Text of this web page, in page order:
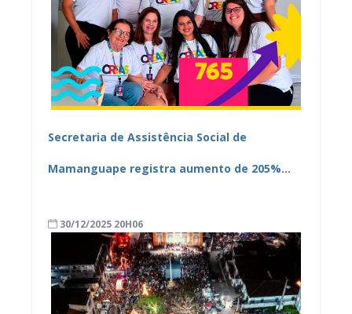
Secretaria de Assistência Social de
Mamanguape registra aumento de 205%
30/12/2025 20H06